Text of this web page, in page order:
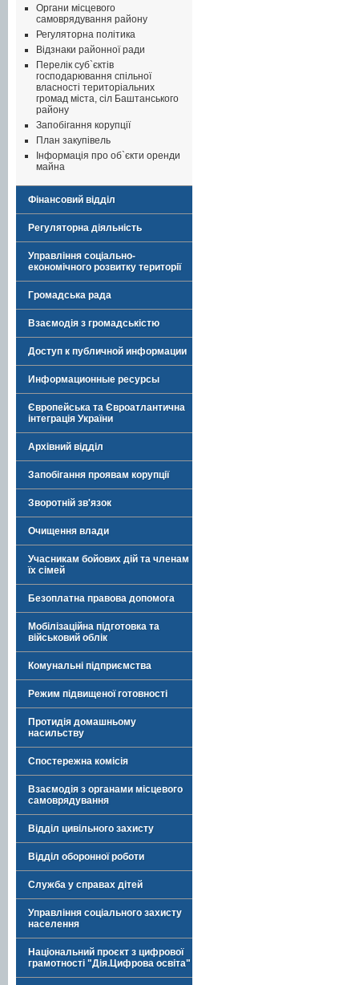
Органи місцевого
самоврядування району
Регуляторна політика
Відзнаки районної ради
Перелік суб`єктів
господарювання спільної
власності територіальних
громад міста, сіл Баштанського
району
Запобігання корупції
План закупівель
Інформація про об`єкти оренди
майна
Фінансовий відділ
Регуляторна діяльність
Управління соціально-
економічного розвитку території
Громадська рада
Взаємодія з громадськістю
Доступ к публичной информации
Информационные ресурсы
Європейська та Євроатлантична
інтеграція України
Архівний відділ
Запобігання проявам корупції
Зворотній зв'язок
Очищення влади
Учасникам бойових дій та членам
їх сімей
Безоплатна правова допомога
Мобілізаційна підготовка та
військовий облік
Комунальні підприємства
Режим підвищеної готовності
Протидія домашньому
насильству
Спостережна комісія
Взаємодія з органами місцевого
самоврядування
Відділ цивільного захисту
Відділ оборонної роботи
Служба у справах дітей
Управління соціального захисту
населення
Національний проєкт з цифрової
грамотності "Дія.Цифрова освіта"